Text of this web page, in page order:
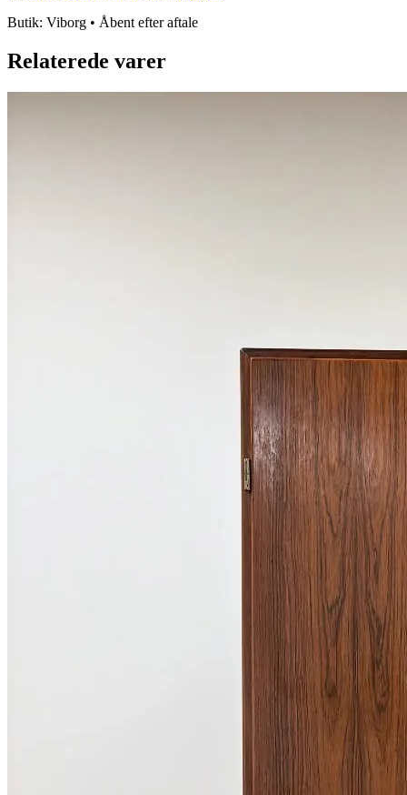
Butik: Viborg • Åbent efter aftale
Relaterede varer